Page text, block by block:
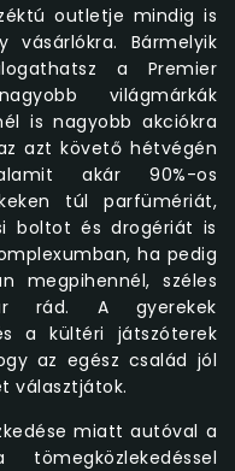
outletje mindig is
vásárlókra. Bármelyik
a Premier
világmárkák
is nagyobb akciókra
azt követő hétvégén
akár 90%-os
túl parfümériát,
boltot és drogériát is
ha pedig
megpihennél, széles
rád. A gyerekek
a kültéri játszóterek
az egész család jól
választjátok.
miatt autóval a